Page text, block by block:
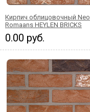
Кирпич облицовочный Neo
Romaans HEYLEN BRICKS
0.00 руб.